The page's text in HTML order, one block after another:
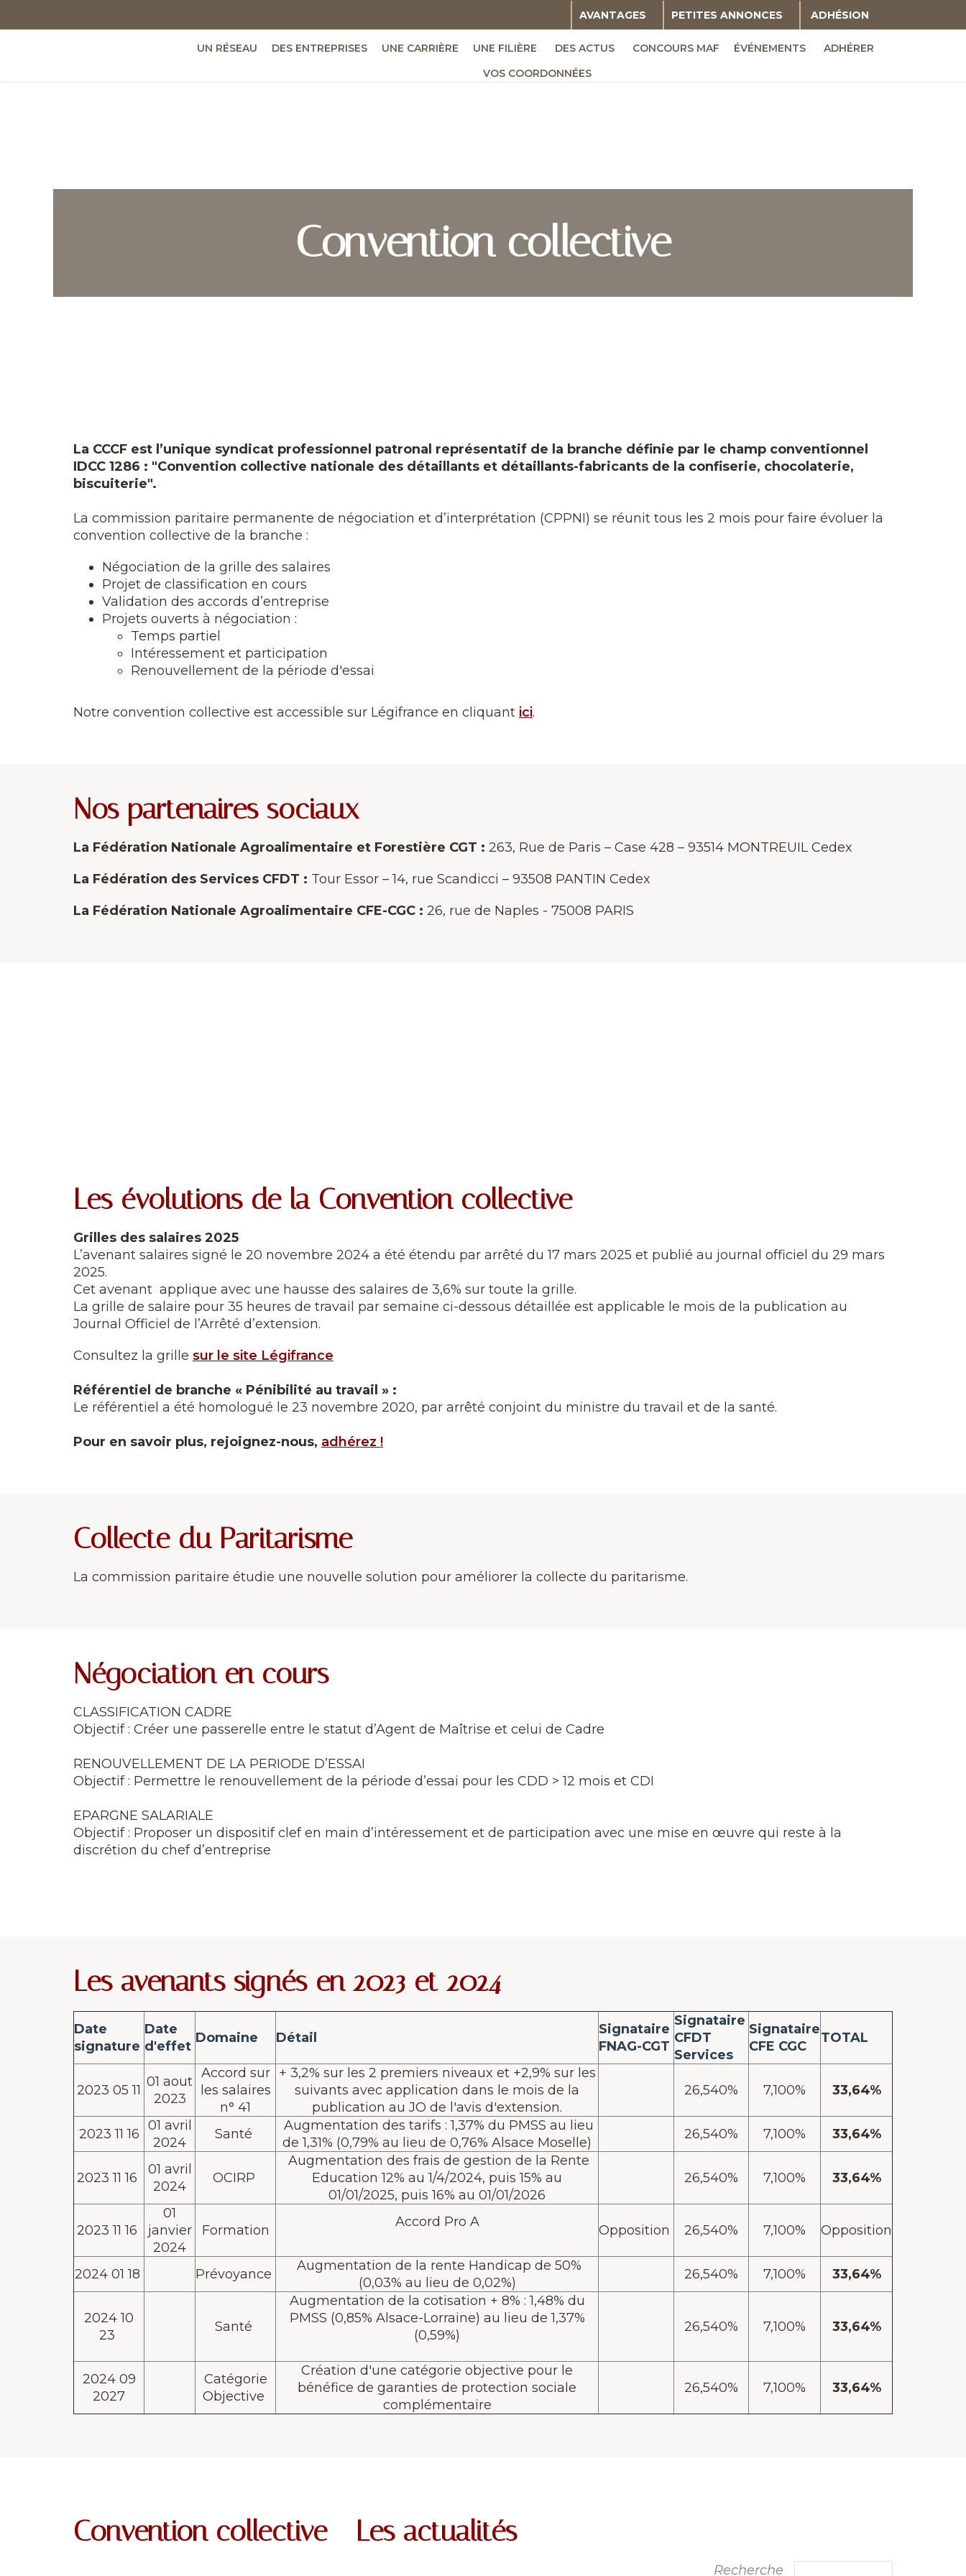
AVANTAGES PETITES ANNONCES ADHÉSION
UN RÉSEAU DES ENTREPRISES UNE CARRIÈRE UNE FILIÈRE DES ACTUS CONCOURS MAF ÉVÉNEMENTS
ADHÉRER
VOS COORDONNÉES
Convention collective
La CCCF est l’unique syndicat professionnel patronal représentatif de la branche définie par le champ conventionnel
IDCC 1286 : "Convention collective nationale des détaillants et détaillants-fabricants de la confiserie, chocolaterie,
biscuiterie".
La commission paritaire permanente de négociation et d’interprétation (CPPNI) se réunit tous les 2 mois pour faire évoluer la
convention collective de la branche :
Négociation de la grille des salaires
Projet de classification en cours
Validation des accords d’entreprise
Projets ouverts à négociation :
Temps partiel
Intéressement et participation
Renouvellement de la période d'essai
Notre convention collective est accessible sur Légifrance en cliquant ici.
Nos partenaires sociaux
La Fédération Nationale Agroalimentaire et Forestière CGT : 263, Rue de Paris – Case 428 – 93514 MONTREUIL Cedex
La Fédération des Services CFDT : Tour Essor – 14, rue Scandicci – 93508 PANTIN Cedex
La Fédération Nationale Agroalimentaire CFE-CGC : 26, rue de Naples - 75008 PARIS
Les évolutions de la Convention collective
Grilles des salaires 2025
L’avenant salaires signé le 20 novembre 2024 a été étendu par arrêté du 17 mars 2025 et publié au journal officiel du 29 mars
2025.
Cet avenant applique avec une hausse des salaires de 3,6% sur toute la grille.
La grille de salaire pour 35 heures de travail par semaine ci-dessous détaillée est applicable le mois de la publication au
Journal Officiel de l’Arrêté d’extension.
Consultez la grille sur le site Légifrance
Référentiel de branche « Pénibilité au travail » :
Le référentiel a été homologué le 23 novembre 2020, par arrêté conjoint du ministre du travail et de la santé.
Pour en savoir plus, rejoignez-nous, adhérez !
Collecte du Paritarisme
La commission paritaire étudie une nouvelle solution pour améliorer la collecte du paritarisme.
Négociation en cours
CLASSIFICATION CADRE
Objectif : Créer une passerelle entre le statut d’Agent de Maîtrise et celui de Cadre
RENOUVELLEMENT DE LA PERIODE D’ESSAI
Objectif : Permettre le renouvellement de la période d’essai pour les CDD > 12 mois et CDI
EPARGNE SALARIALE
Objectif : Proposer un dispositif clef en main d’intéressement et de participation avec une mise en œuvre qui reste à la
discrétion du chef d’entreprise
Les avenants signés en 2023 et 2024
Date
signature
Date
d'effet
Domaine Détail
Signataire
FNAG-CGT
Signataire
CFDT
Services
Signataire
CFE CGC
TOTAL
2023 05 11
01 aout
2023
Accord sur
les salaires
n° 41
+ 3,2% sur les 2 premiers niveaux et +2,9% sur les
suivants avec application dans le mois de la
publication au JO de l'avis d'extension.
26,540% 7,100% 33,64%
2023 11 16
01 avril
2024
Santé
Augmentation des tarifs : 1,37% du PMSS au lieu
de 1,31% (0,79% au lieu de 0,76% Alsace Moselle)
26,540% 7,100% 33,64%
2023 11 16
01 avril
2024
OCIRP
Augmentation des frais de gestion de la Rente
Education 12% au 1/4/2024, puis 15% au
01/01/2025, puis 16% au 01/01/2026
26,540% 7,100% 33,64%
2023 11 16
01
janvier
2024
Formation
Accord Pro A
Opposition 26,540% 7,100% Opposition
2024 01 18 Prévoyance
Augmentation de la rente Handicap de 50%
(0,03% au lieu de 0,02%)
26,540% 7,100% 33,64%
2024 10
23
Santé
Augmentation de la cotisation + 8% : 1,48% du
PMSS (0,85% Alsace-Lorraine) au lieu de 1,37%
(0,59%)
26,540% 7,100% 33,64%
2024 09
2027
Catégorie
Objective
Création d'une catégorie objective pour le
bénéfice de garanties de protection sociale
complémentaire
26,540% 7,100% 33,64%
Convention collective - Les actualités
Recherche